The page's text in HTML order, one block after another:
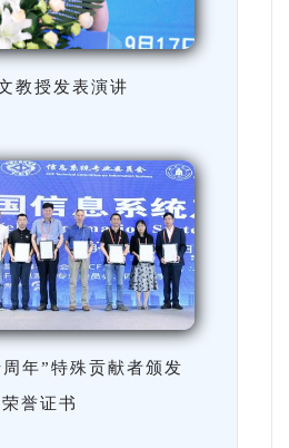
教授发表演讲
年”特殊贡献者颁发
荣誉证书